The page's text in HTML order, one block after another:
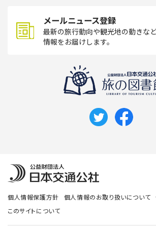
メールニュース登録
最新の旅行動向や観光地の動きな
情報をお届けします。
個人情報保護方針 個人情報のお取り扱いについて
このサイトについて